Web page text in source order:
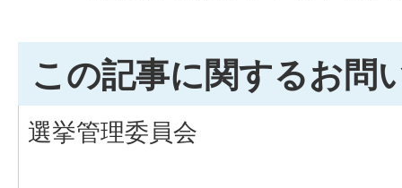
この記事に関するお問
選挙管理委員会